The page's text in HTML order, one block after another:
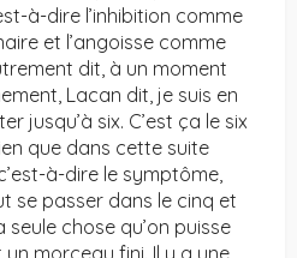
à-dire l’inhibition comme
et l’angoisse comme
dit, à un moment
Lacan dit, je suis en
jusqu’à six. C’est ça le six
que dans cette suite
à-dire le symptôme,
se passer dans le cinq et
seule chose qu’on puisse